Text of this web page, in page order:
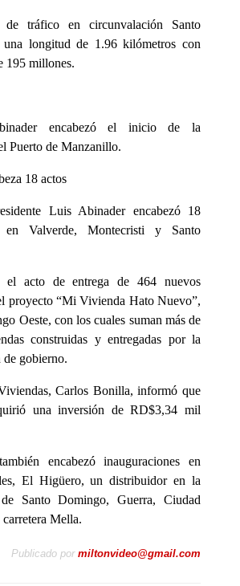
tráfico en circunvalación Santo
longitud de 1.96 kilómetros con
195 millones.
encabezó el inicio de la
Puerto de Manzanillo.
18 actos
Luis Abinader encabezó 18
en Valverde, Montecristi y Santo
el acto de entrega de 464 nuevos
proyecto “Mi Vivienda Hato Nuevo”,
Oeste, con los cuales suman más de
construidas y entregadas por la
de gobierno.
Carlos Bonilla, informó que
una inversión de RD$3,34 mil
encabezó inauguraciones en
El Higüero, un distribuidor en la
Santo Domingo, Guerra, Ciudad
Mella.
Publicado por miltonvideo@gmail.com